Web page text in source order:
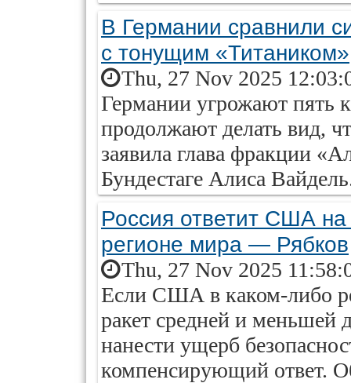
В Германии сравнили
с тонущим «Титаником»
Thu, 27 Nov 2025
Германии угрожают пять
продолжают делать вид,
заявила глава фракции
Бундестаге Алиса
Россия ответит США
регионе мира — Рябков
Thu, 27 Nov 2025
Если США в каком-либо
ракет средней и
нанести ущерб
компенсирующий ответ.